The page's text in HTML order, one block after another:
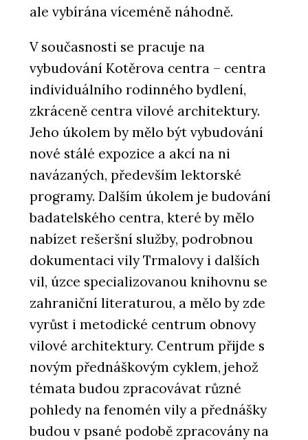
ale vybírána víceméně náhodně.
V současnosti se pracuje na
vybudování Kotěrova centra – centra
individuálního rodinného bydlení,
zkráceně centra vilové architektury.
Jeho úkolem by mělo být vybudování
nové stálé expozice a akcí na ni
navázaných, především lektorské
programy. Dalším úkolem je budování
badatelského centra, které by mělo
nabízet rešeršní služby, podrobnou
dokumentaci vily Trmalovy i dalších
vil, úzce specializovanou knihovnu se
zahraniční literaturou, a mělo by zde
vyrůst i metodické centrum obnovy
vilové architektury. Centrum přijde s
novým přednáškovým cyklem, jehož
témata budou zpracovávat různé
pohledy na fenomén vily a přednášky
budou v psané podobě zpracovány na